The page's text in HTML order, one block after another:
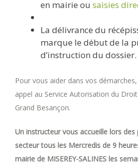
en mairie ou saisies
La délivrance du
marque le début de la
d’instruction du dossier.
Pour vous aider dans vos
appel au Service Autorisation du
Grand Besançon.
Un instructeur vous accueille lors des
secteur tous les Mercredis de 9
mairie de MISEREY-SALINES les